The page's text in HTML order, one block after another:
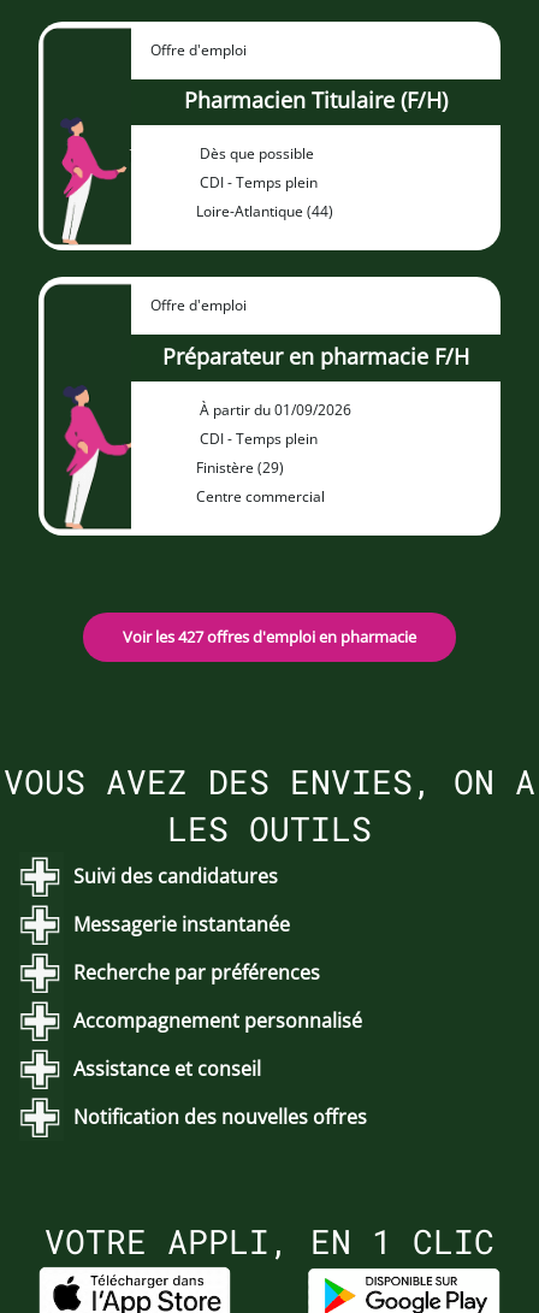
Offre d'emploi
Pharmacien Titulaire (F/H)
Dès que possible
CDI - Temps plein
Loire-Atlantique (44)
Offre d'emploi
Préparateur en pharmacie F/H
À partir du 01/09/2026
CDI - Temps plein
Finistère (29)
Centre commercial
Voir les 427 offres d'emploi en pharmacie
VOUS AVEZ DES ENVIES, ON A
LES OUTILS
Suivi des candidatures
Messagerie instantanée
Recherche par préférences
Accompagnement personnalisé
Assistance et conseil
Notification des nouvelles offres
VOTRE APPLI, EN 1 CLIC